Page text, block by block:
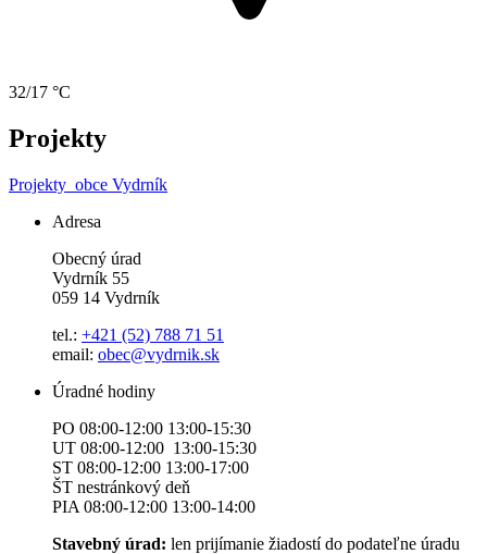
32/17 °C
Projekty
Projekty obce Vydrník
Adresa
Obecný úrad
Vydrník 55
059 14 Vydrník
tel.: +421 (52) 788 71 51
email: obec@vydrnik.sk
Úradné hodiny
PO 08:00-12:00 13:00-15:30
UT 08:00-12:00 13:00-15:30
ST 08:00-12:00 13:00-17:00
ŠT nestránkový deň
PIA 08:00-12:00 13:00-14:00
Stavebný úrad: len prijímanie žiadostí do podateľne úradu